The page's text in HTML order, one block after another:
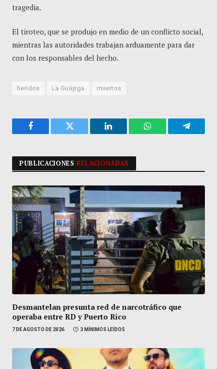
tragedia.
El tiroteo, que se produjo en medio de un conflicto social,
mientras las autoridades trabajan arduamente para dar
con los responsables del hecho.
heridos La Guáyiga muertos
Facebook Twitter LinkedIn WhatsApp
PUBLICACIONESRELACIONADAS
Desmantelan presunta red de narcotráfico que
operaba entre RD y Puerto Rico
7 DE AGOSTO DE 2026 3 MÍNIMOS LEÍDOS